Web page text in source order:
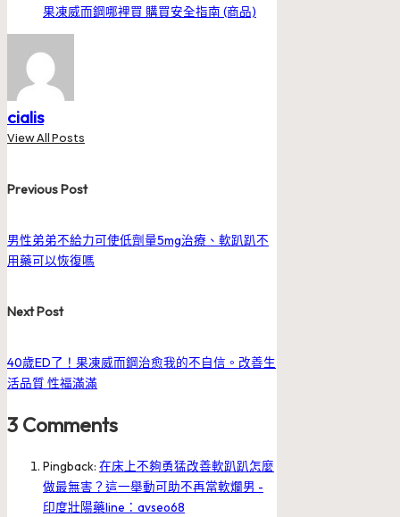
果凍威而鋼哪裡買 購買安全指南 (商品)
cialis
View All Posts
Post
Previous Post
男性弟弟不給力可使低劑量5mg治療、軟趴趴不
用藥可以恢復嗎
Next Post
40歲ED了！果凍威而鋼治愈我的不自信。改善生
活品質 性福滿滿
3 Comments
Pingback: 在床上不夠勇猛改善軟趴趴怎麼
做最無害？這一舉動可助不再當軟爛男 -
印度壯陽藥line：avseo68